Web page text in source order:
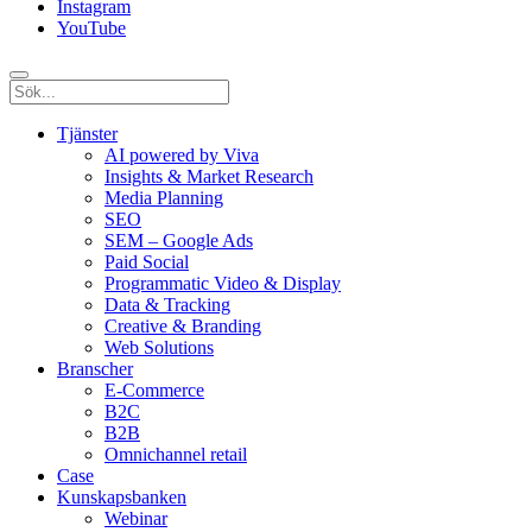
Instagram
YouTube
Tjänster
AI powered by Viva
Insights & Market Research
Media Planning
SEO
SEM – Google Ads
Paid Social
Programmatic Video & Display
Data & Tracking
Creative & Branding
Web Solutions
Branscher
E-Commerce
B2C
B2B
Omnichannel retail
Case
Kunskaps­banken
Webinar